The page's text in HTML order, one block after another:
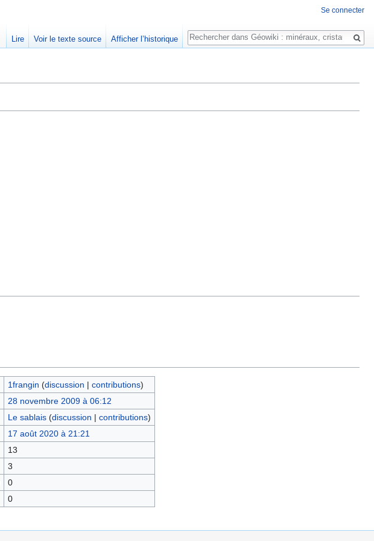
1frangin (discussion | contributions)
28 novembre 2009 à 06:12
Le sablais (discussion | contributions)
17 août 2020 à 21:21
13
3
0
0
Se connecter
Lire Voir le texte source Afficher l’historique
Rechercher